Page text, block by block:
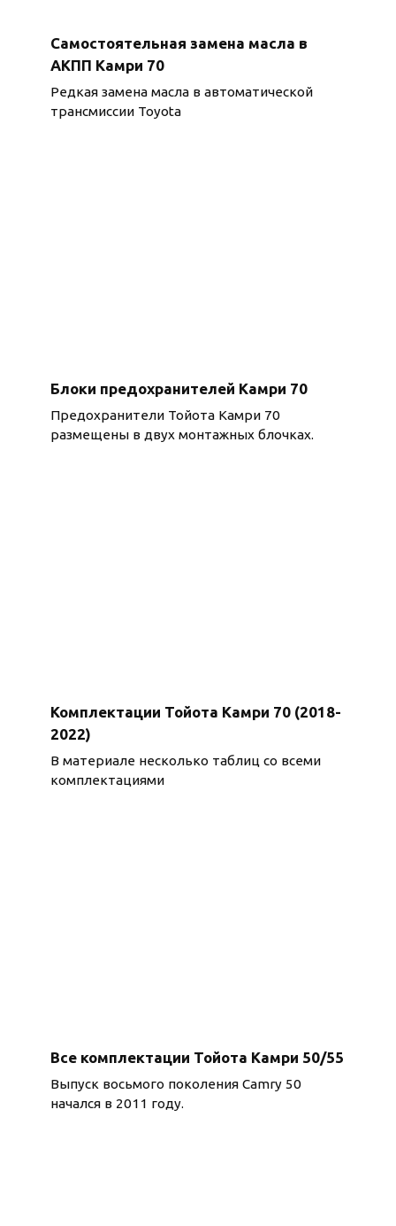
Самостоятельная замена масла в
АКПП Камри 70
Редкая замена масла в автоматической
трансмиссии Toyota
Блоки предохранителей Камри 70
Предохранители Тойота Камри 70
размещены в двух монтажных блочках.
Комплектации Тойота Камри 70 (2018-
2022)
В материале несколько таблиц со всеми
комплектациями
Все комплектации Тойота Камри 50/55
Выпуск восьмого поколения Camry 50
начался в 2011 году.